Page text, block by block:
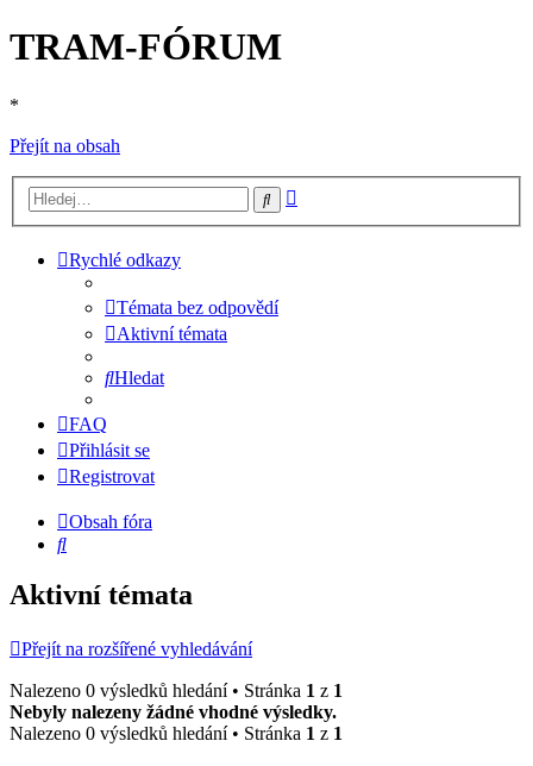
TRAM-FÓRUM
*
Přejít na obsah
Hledat
Rychlé odkazy
Témata bez odpovědí
Aktivní témata
Hledat
FAQ
Přihlásit se
Registrovat
Obsah fóra
Hledat
Aktivní témata
Přejít na rozšířené vyhledávání
Nalezeno 0 výsledků hledání • Stránka 1 z 1
Nebyly nalezeny žádné vhodné výsledky.
Nalezeno 0 výsledků hledání • Stránka 1 z 1